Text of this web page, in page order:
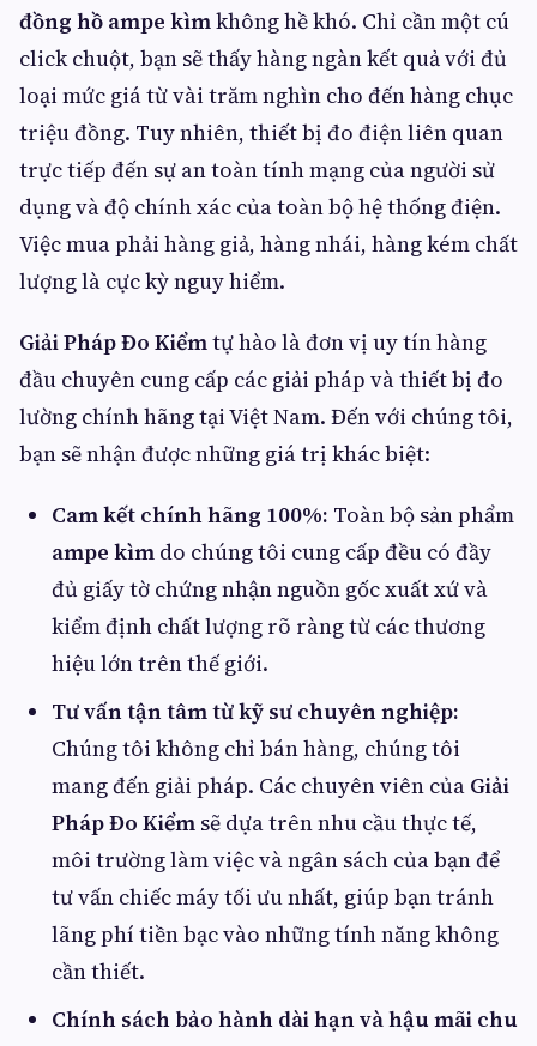
đồng hồ ampe kìmkhông hề khó. Chỉ cần một cú
click chuột, bạn sẽ thấy hàng ngàn kết quả với đủ
loại mức giá từ vài trăm nghìn cho đến hàng chục
triệu đồng. Tuy nhiên, thiết bị đo điện liên quan
trực tiếp đến sự an toàn tính mạng của người sử
dụng và độ chính xác của toàn bộ hệ thống điện.
Việc mua phải hàng giả, hàng nhái, hàng kém chất
lượng là cực kỳ nguy hiểm.
Giải Pháp Đo Kiểmtự hào là đơn vị uy tín hàng
đầu chuyên cung cấp các giải pháp và thiết bị đo
lường chính hãng tại Việt Nam. Đến với chúng tôi,
bạn sẽ nhận được những giá trị khác biệt:
Cam kết chính hãng 100%: Toàn bộ sản phẩm
ampe kìm do chúng tôi cung cấp đều có đầy
đủ giấy tờ chứng nhận nguồn gốc xuất xứ và
kiểm định chất lượng rõ ràng từ các thương
hiệu lớn trên thế giới.
Tư vấn tận tâm từ kỹ sư chuyên nghiệp:
Chúng tôi không chỉ bán hàng, chúng tôi
mang đến giải pháp. Các chuyên viên của Giải
Pháp Đo Kiểm sẽ dựa trên nhu cầu thực tế,
môi trường làm việc và ngân sách của bạn để
tư vấn chiếc máy tối ưu nhất, giúp bạn tránh
lãng phí tiền bạc vào những tính năng không
cần thiết.
Chính sách bảo hành dài hạn và hậu mãi chu